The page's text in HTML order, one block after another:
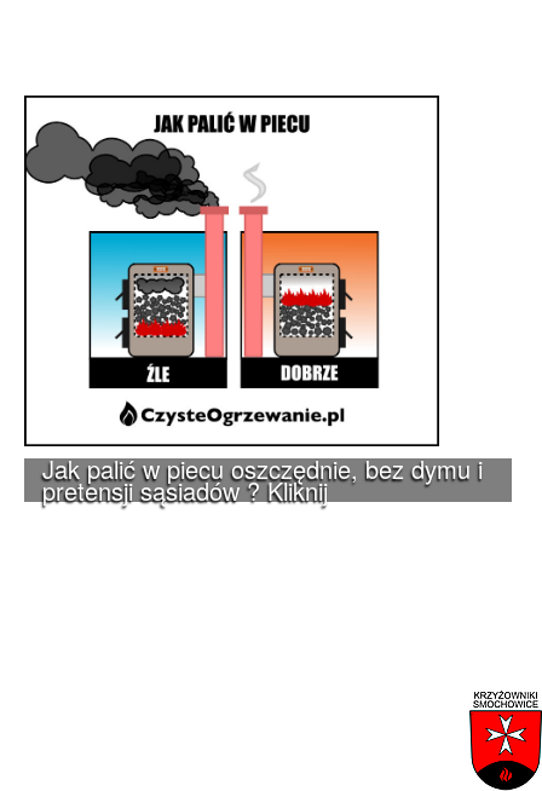
Jak palić w piecu oszczędnie, bez dymu i
pretensji sąsiadów ? Kliknij